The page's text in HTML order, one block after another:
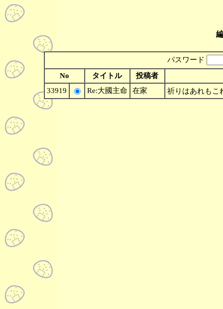
パスワード
No
タイトル
投稿者
33919
Re:大國主命 在家 祈りはあれもこ